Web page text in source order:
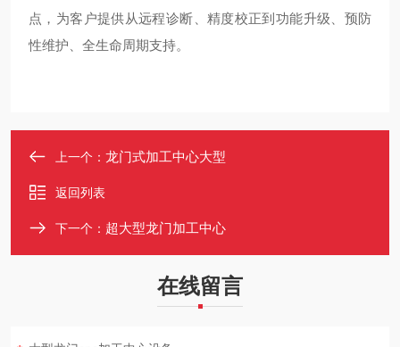
点，为客户提供从远程诊断、精度校正到功能升级、预防
性维护、全生命周期支持。
上一个： 龙门式加工中心大型
返回列表
下一个： 超大型龙门加工中心
在线留言